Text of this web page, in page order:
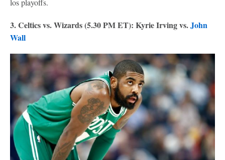
los playoffs.
3. Celtics vs. Wizards (5.30 PM ET): Kyrie Irving vs.John
Wall